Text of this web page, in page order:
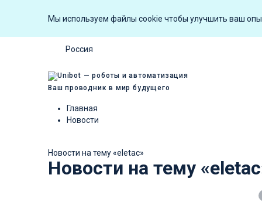
Мы используем файлы cookie чтобы улучшить ваш
Россия
Ваш проводник в мир будущего
Главная
Новости
Новости на тему «eletac»
Новости на тему